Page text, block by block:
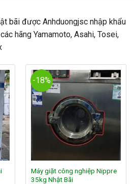
bãi được Anhduongjsc nhập khẩu
hãng Yamamoto, Asahi, Tosei,
-18%
Máy giặt công nghiệp Nippre
35kg Nhật Bãi